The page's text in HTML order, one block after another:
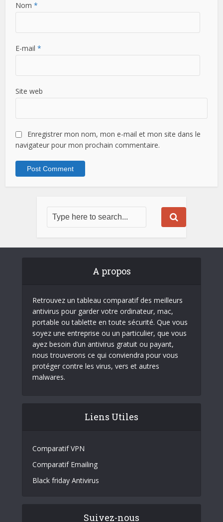
Nom*
E-mail*
Site web
Enregistrer mon nom, mon e-mail et mon site dans le
navigateur pour mon prochain commentaire.
A propos
Retrouvez un tableau comparatif des meilleurs
antivirus pour garder votre ordinateur, mac,
portable ou tablette en toute sécurité. Que vous
soyez une entreprise ou un particulier, que vous
ayez besoin d’un antivirus gratuit ou payant,
nous trouverons ce qui conviendra pour vous
protéger contre les virus, vers et autres
malwares.
Liens Utiles
Comparatif VPN
Comparatif Emailing
Black friday Antivirus
Suivez-nous